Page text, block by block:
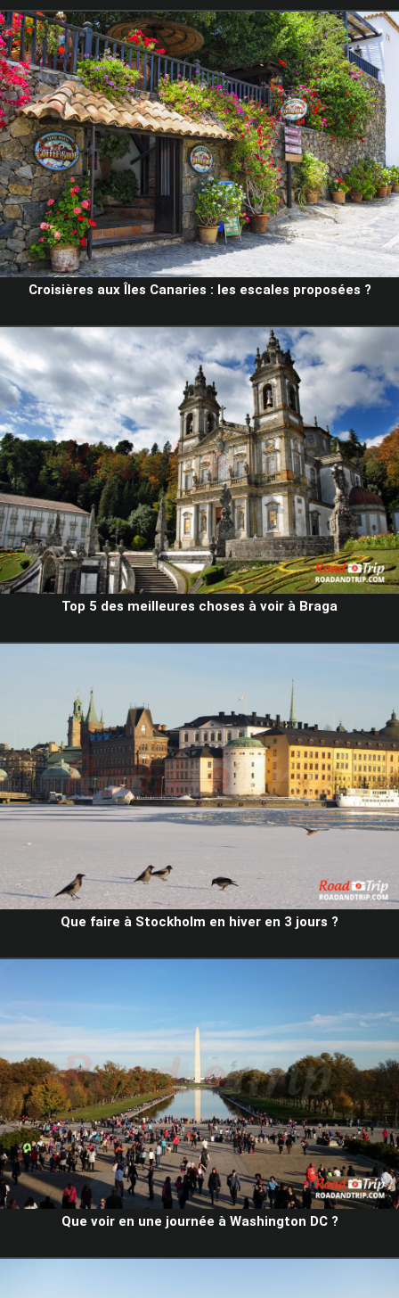
Croisières aux Îles Canaries : les escales proposées ?
Top 5 des meilleures choses à voir à Braga
Que faire à Stockholm en hiver en 3 jours ?
Que voir en une journée à Washington DC ?